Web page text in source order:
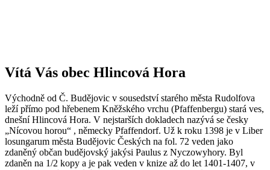
Vítá Vás obec Hlincová Hora
Východně od Č. Budějovic v sousedství starého města Rudolfova
leží přímo pod hřebenem Kněžského vrchu (Pfaffenbergu) stará ves,
dnešní Hlincová Hora. V nejstarších dokladech nazývá se česky
„Nícovou horou“ , německy Pfaffendorf. Už k roku 1398 je v Liber
losungarum města Budějovic Českých na fol. 72 veden jako
zdaněný občan budějovský jakýsi Paulus z Nyczowyhory. Byl
zdaněn na 1/2 kopy a je pak veden v knize až do let 1401-1407, v